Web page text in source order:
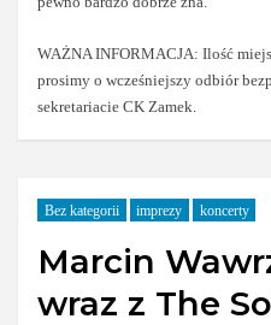
WAŻNA INFORMACJA: Ilość
prosimy o wcześniejszy odbiór
sekretariacie CK Zamek.
Bez kategorii imprezy koncerty
Marcin
wraz z The